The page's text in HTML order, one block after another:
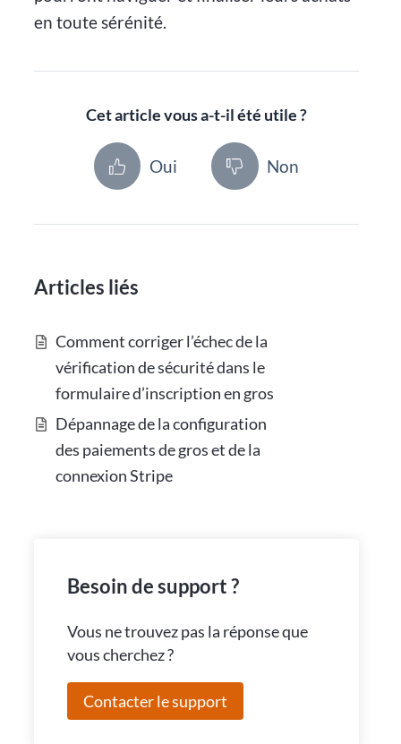
en toute sérénité.
Cet article vous a-t-il été utile ?
Oui Non
Articles liés
Comment corriger l’échec de la
vérification de sécurité dans le
formulaire d’inscription en gros
Dépannage de la configuration
des paiements de gros et de la
connexion Stripe
Besoin de support ?
Vous ne trouvez pas la réponse que
vous cherchez ?
Contacter le support